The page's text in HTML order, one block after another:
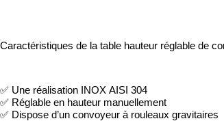
Caractéristiques de la table hauteur réglable de
✅ Une réalisation INOX AISI 304
✅ Réglable en hauteur manuellement
✅ Dispose d’un convoyeur à rouleaux gravitaires